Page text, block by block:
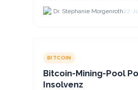
Krypto-Wallet einrichten zu
dass viele nicht nur Bitcoin h...
Dr. Stephanie Morgenroth27.
BITCOIN
Bitcoin-Mining-Pool
Insolvenz